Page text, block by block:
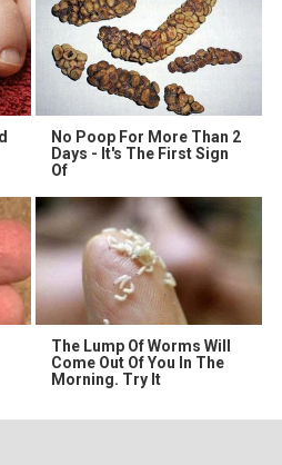
No Poop For More Than 2
Days - It's The First Sign
Of
The Lump Of Worms Will
Come Out Of You In The
Morning. Try It